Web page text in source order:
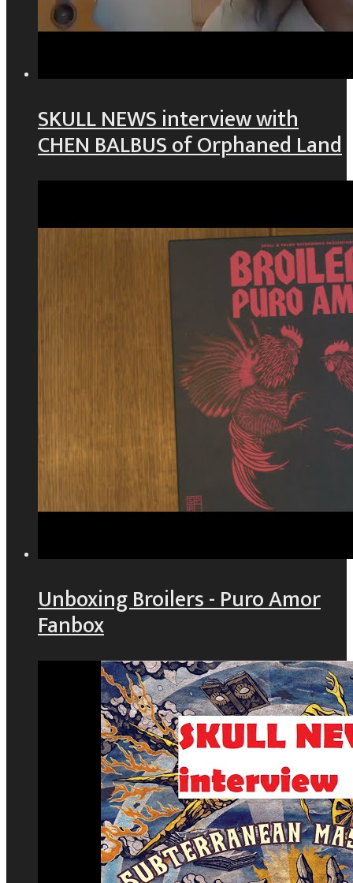
SKULL NEWS interview with
CHEN BALBUS of Orphaned Land
Unboxing Broilers - Puro Amor
Fanbox